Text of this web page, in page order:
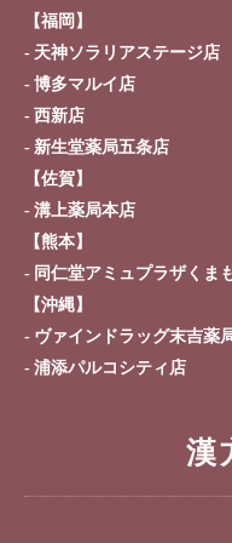
【福岡】
天神ソラリアステージ店
博多マルイ店
西新店
新生堂薬局五条店
【佐賀】
溝上薬局本店
【熊本】
同仁堂アミュプラザくま
【沖縄】
ヴァインドラッグ末吉薬
浦添パルコシティ店
漢